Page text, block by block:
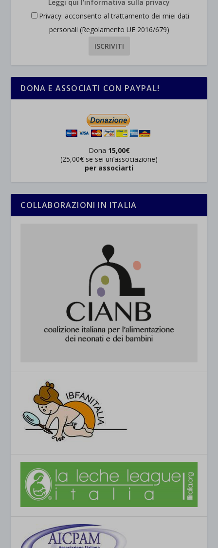
Leggi qui l'informativa sulla privacy
Privacy: acconsento al trattamento dei miei dati
personali (Regolamento UE 2016/679)
DONA E ASSOCIATI CON PAYPAL!
Dona 15,00€
(25,00€ se sei un’associazione)
per associarti
COLLABORAZIONI IN ITALIA